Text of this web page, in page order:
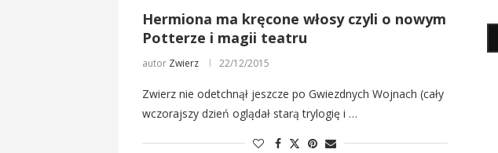
Hermiona ma kręcone włosy czyli o nowym
Potterze i magii teatru
autor Zwierz 22/12/2015
Zwierz nie odetchnął jeszcze po Gwiezdnych Wojnach (cały
wczorajszy dzień oglądał starą trylogię i …